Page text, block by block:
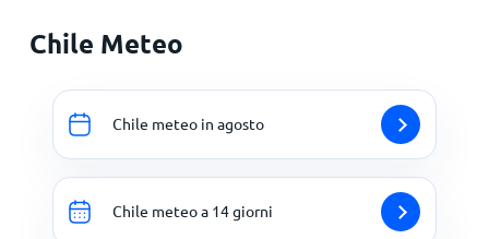
Chile Meteo
Chile meteo in agosto
Chile meteo a 14 giorni